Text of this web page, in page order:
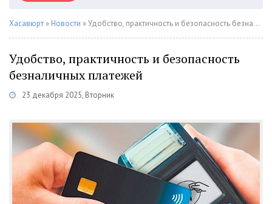
Хасавюрт » Новости » Удобство, практичность и безопасность безналичных платежей
Удобство, практичность и безопасность
безналичных платежей
23 декабря 2025, Вторник